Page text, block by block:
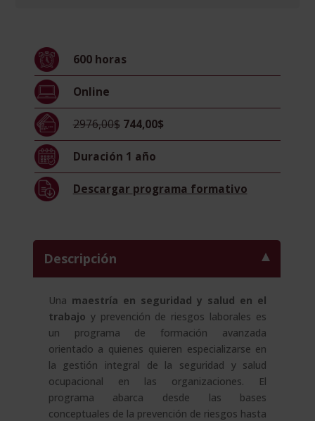
Salud
Prevención
Riesgos
600 horas
Online
2976,00$ 744,00$
Duración 1 año
Descargar programa formativo
Descripción
Una maestría en seguridad y salud en el
trabajo y prevención de riesgos laborales es
un programa de formación avanzada
orientado a quienes quieren especializarse en
la gestión integral de la seguridad y salud
ocupacional en las organizaciones. El
programa abarca desde las bases
conceptuales de la prevención de riesgos hasta